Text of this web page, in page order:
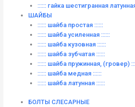
:::::: гайка шестигранная
ШАЙБЫ
:::::: шайба простая ::::::
:::::: шайба усиленная ::::::
:::::: шайба кузовная ::::::
:::::: шайба зубчатая ::::::
:::::: шайба пружинная, (гровер)
:::::: шайба медная ::::::
:::::: шайба латунная ::::::
БОЛТЫ СЛЕСАРНЫЕ